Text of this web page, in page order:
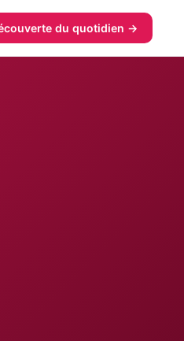
du quotidien →